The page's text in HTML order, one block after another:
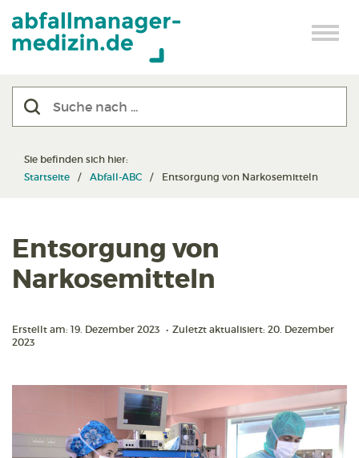
Sie befinden sich hier:
Startseite
Abfall-ABC Entsorgung von Narkosemitteln
Entsorgung von
Narkosemitteln
Erstellt am: 19. Dezember 2023 • Zuletzt aktualisiert: 20. Dezember
2023